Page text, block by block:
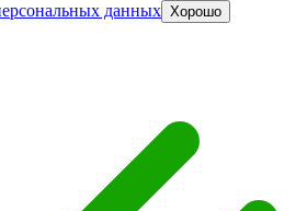
данных Хорошо